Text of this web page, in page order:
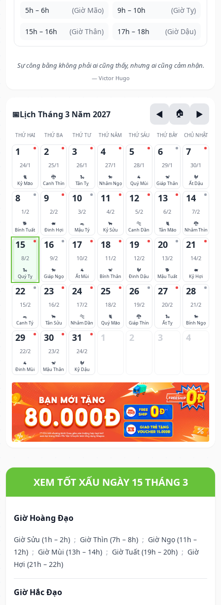
5h – 6h (Giờ Mão) 9h – 10h (Giờ Tỵ)
15h – 16h (Giờ Thân) 17h – 18h (Giờ Dậu)
Sự công bằng không phải ai cũng thấy, nhưng ai cũng cảm nhận.
— Victor Hugo
Lịch Tháng 3 Năm 2027
THỨ HAI THỨ BA THỨ TƯ THỨ NĂM THỨ SÁU THỨ BẢY CHỦ NHẬT
1
24/1
🐈
Kỷ Mão
2
25/1
🐉
Canh Thìn
3
26/1
🐍
Tân Tỵ
4
27/1
🐎
Nhâm Ngọ
5
28/1
🐐
Quý Mùi
6
29/1
🐒
Giáp Thân
7
30/1
🐓
Ất Dậu
8
1/2
🐕
Bính Tuất
9
2/2
🐖
Đinh Hợi
10
3/2
🐀
Mậu Tý
11
4/2
🐂
Kỷ Sửu
12
5/2
🐅
Canh Dần
13
6/2
🐈
Tân Mão
14
7/2
🐉
Nhâm Thìn
15
8/2
🐍
Quý Tỵ
16
9/2
🐎
Giáp Ngọ
17
10/2
🐐
Ất Mùi
18
11/2
🐒
Bính Thân
19
12/2
🐓
Đinh Dậu
20
13/2
🐕
Mậu Tuất
21
14/2
🐖
Kỷ Hợi
22
15/2
🐀
Canh Tý
23
16/2
🐂
Tân Sửu
24
17/2
🐅
Nhâm Dần
25
18/2
🐈
Quý Mão
26
19/2
🐉
Giáp Thìn
27
20/2
🐍
Ất Tỵ
28
21/2
🐎
Bính Ngọ
29
22/2
🐐
Đinh Mùi
30
23/2
🐒
Mậu Thân
31
24/2
🐓
Kỷ Dậu
1 2 3 4
XEM TỐT XẤU NGÀY 15 THÁNG 3
Giờ Hoàng Đạo
Giờ Sửu (1h – 2h) ; Giờ Thìn (7h – 8h) ; Giờ Ngọ (11h –
12h) ; Giờ Mùi (13h – 14h) ; Giờ Tuất (19h – 20h) ; Giờ
Hợi (21h – 22h)
Giờ Hắc Đạo